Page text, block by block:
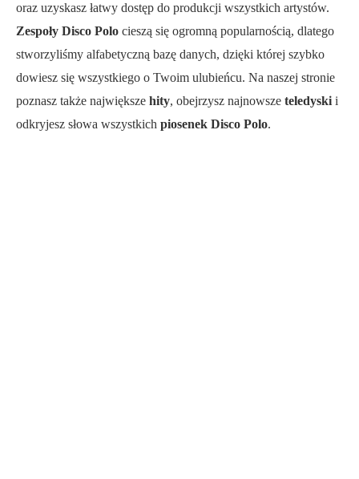
oraz uzyskasz łatwy dostęp do produkcji wszystkich artystów.
Zespoły Disco Polo cieszą się ogromną popularnością, dlatego
stworzyliśmy alfabetyczną bazę danych, dzięki której szybko
dowiesz się wszystkiego o Twoim ulubieńcu. Na naszej stronie
poznasz także największe hity, obejrzysz najnowsze teledyski i
odkryjesz słowa wszystkich piosenek Disco Polo.